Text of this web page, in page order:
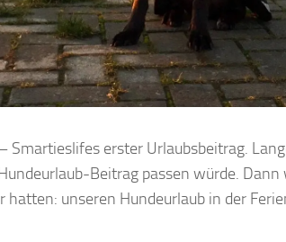
Smartieslifes erster Urlaubsbeitrag.
Beitrag passen würde.
hatten: unseren Hundeurlaub in der